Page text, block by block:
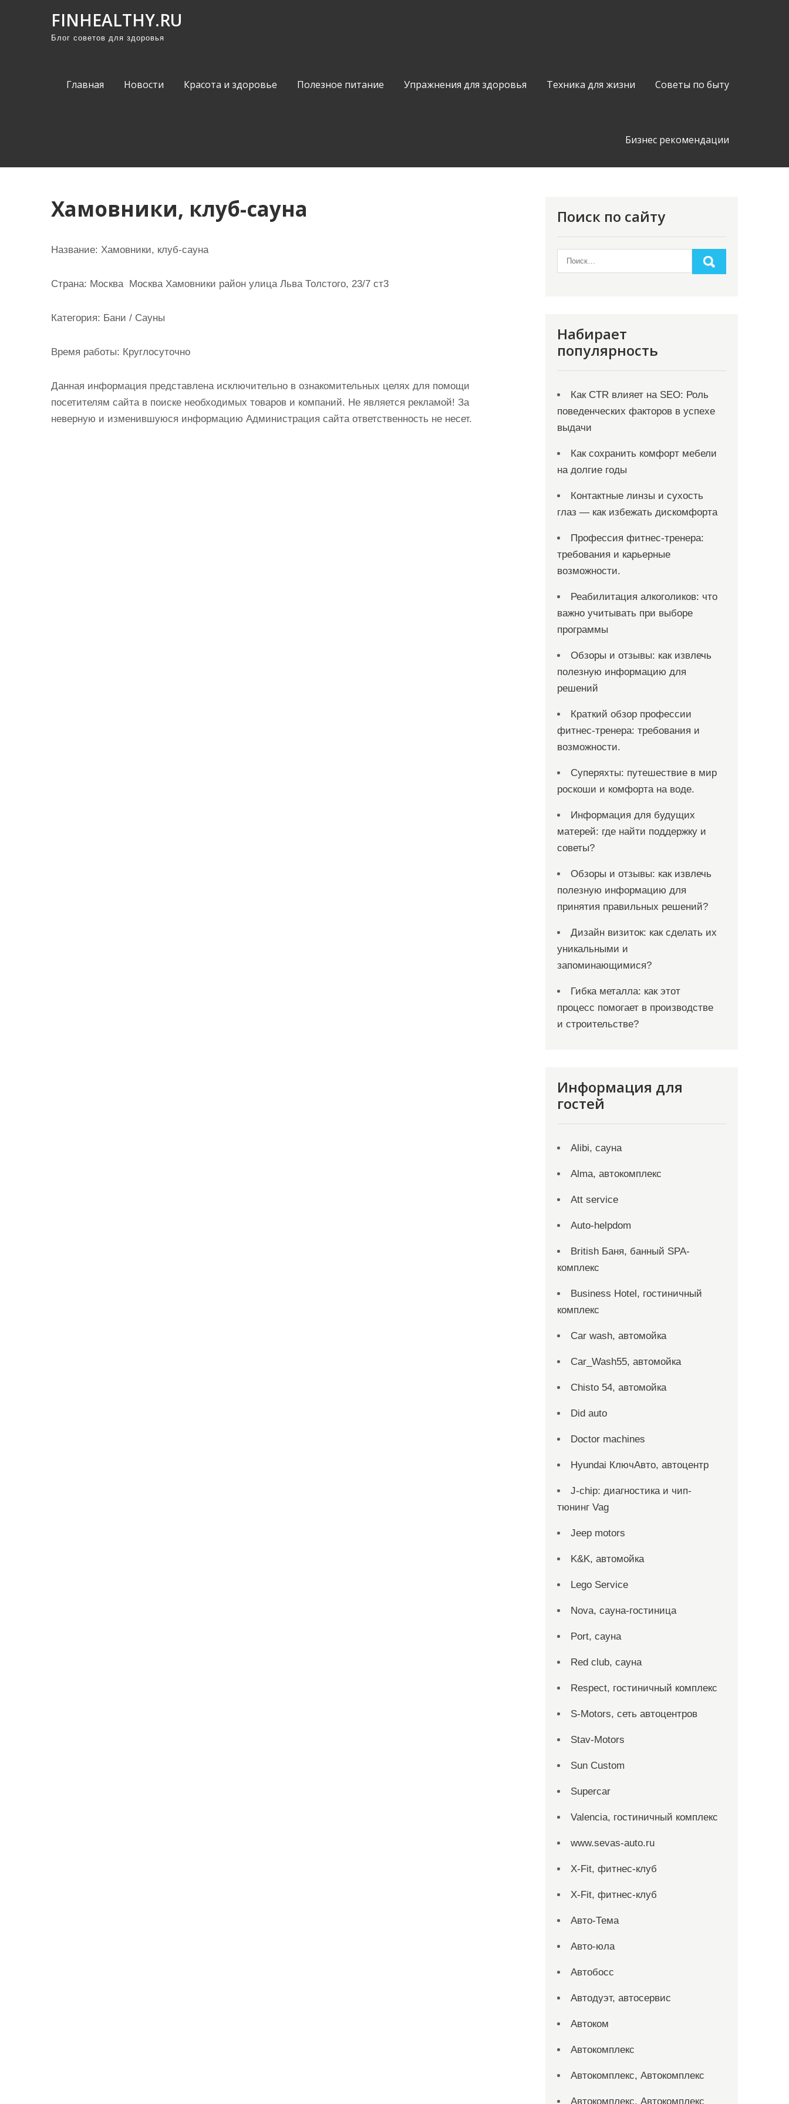
FINHEALTHY.RU
Блог советов для здоровья
Главная Новости Красота и здоровье Полезное питание Упражнения для здоровья Техника для жизни Советы по быту
Бизнес рекомендации
Хамовники, клуб-сауна
Название: Хамовники, клуб-сауна
Страна: Москва Москва Хамовники район улица Льва Толстого, 23/7 ст3
Категория: Бани / Сауны
Время работы: Круглосуточно
Данная информация представлена исключительно в ознакомительных целях для помощи
посетителям сайта в поиске необходимых товаров и компаний. Не является рекламой! За
неверную и изменившуюся информацию Администрация сайта ответственность не несет.
Поиск по сайту
Набирает
популярность
Как CTR влияет на SEO: Роль
поведенческих факторов в успехе
выдачи
Как сохранить комфорт мебели
на долгие годы
Контактные линзы и сухость
глаз — как избежать дискомфорта
Профессия фитнес-тренера:
требования и карьерные
возможности.
Реабилитация алкоголиков: что
важно учитывать при выборе
программы
Обзоры и отзывы: как извлечь
полезную информацию для
решений
Краткий обзор профессии
фитнес-тренера: требования и
возможности.
Суперяхты: путешествие в мир
роскоши и комфорта на воде.
Информация для будущих
матерей: где найти поддержку и
советы?
Обзоры и отзывы: как извлечь
полезную информацию для
принятия правильных решений?
Дизайн визиток: как сделать их
уникальными и
запоминающимися?
Гибка металла: как этот
процесс помогает в производстве
и строительстве?
Информация для
гостей
Alibi, сауна
Alma, автокомплекс
Att service
Auto-helpdom
British Баня, банный SPA-
комплекс
Business Hotel, гостиничный
комплекс
Car wash, автомойка
Car_Wash55, автомойка
Chisto 54, автомойка
Did auto
Doctor machines
Hyundai КлючАвто, автоцентр
J-chip: диагностика и чип-
тюнинг Vag
Jeep motors
K&K, автомойка
Lego Service
Nova, сауна-гостиница
Port, сауна
Red сlub, сауна
Respect, гостиничный комплекс
S-Motors, сеть автоцентров
Stav-Motors
Sun Custom
Supercar
Valencia, гостиничный комплекс
www.sevas-auto.ru
X-Fit, фитнес-клуб
X-Fit, фитнес-клуб
Авто-Тема
Авто-юла
Автобосс
Автодуэт, автосервис
Автоком
Автокомплекс
Автокомплекс, Автокомплекс
Автокомплекс, Автокомплекс